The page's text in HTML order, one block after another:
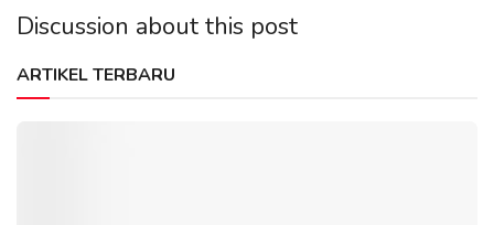
Discussion about this post
ARTIKEL TERBARU